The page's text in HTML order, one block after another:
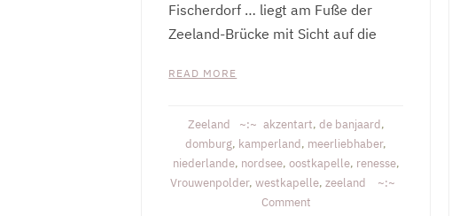
Fischerdorf … liegt am Fuße der
Zeeland-Brücke mit Sicht auf die
READ MORE
Zeeland akzentart, de banjaard,
domburg, kamperland, meerliebhaber,
niederlande, nordsee, oostkapelle, renesse,
Vrouwenpolder,westkapelle,zeeland
Commenton